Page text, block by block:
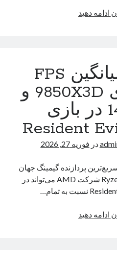
شارژدهیادامه دهید
حرفه‌ای
چندین
مانیتور
ویندوز
مقایسه میانگین FPS
پردازنده‌های 9850X3D و
14900KS در بازی
Resident
در فوریه 27, 2026
پردازنده گیمینگ جهان
یعنی نسخه Ryzen 7 9850X3D شرکت AMD می‌تواند در
ادامه دهید